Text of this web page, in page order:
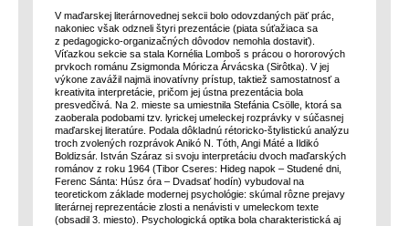
V maďarskej literárnovednej sekcii bolo odovzdaných päť prác,
nakoniec však odzneli štyri prezentácie (piata súťažiaca sa
z pedagogicko-organizačných dôvodov nemohla dostaviť).
Víťazkou sekcie sa stala Kornélia Lomboš s prácou o hororových
prvkoch románu Zsigmonda Móricza Árvácska (Sirôtka). V jej
výkone zavážil najmä inovatívny prístup, taktiež samostatnosť a
kreativita interpretácie, pričom jej ústna prezentácia bola
presvedčivá. Na 2. mieste sa umiestnila Stefánia Csölle, ktorá sa
zaoberala podobami tzv. lyrickej umeleckej rozprávky v súčasnej
maďarskej literatúre. Podala dôkladnú rétoricko-štylistickú analýzu
troch zvolených rozprávok Anikó N. Tóth, Angi Máté a Ildikó
Boldizsár. István Száraz si svoju interpretáciu dvoch maďarských
románov z roku 1964 (Tibor Cseres: Hideg napok – Studené dni,
Ferenc Sánta: Húsz óra – Dvadsať hodín) vybudoval na
teoretickom základe modernej psychológie: skúmal rôzne prejavy
literárnej reprezentácie zlosti a nenávisti v umeleckom texte
(obsadil 3. miesto). Psychologická optika bola charakteristická aj